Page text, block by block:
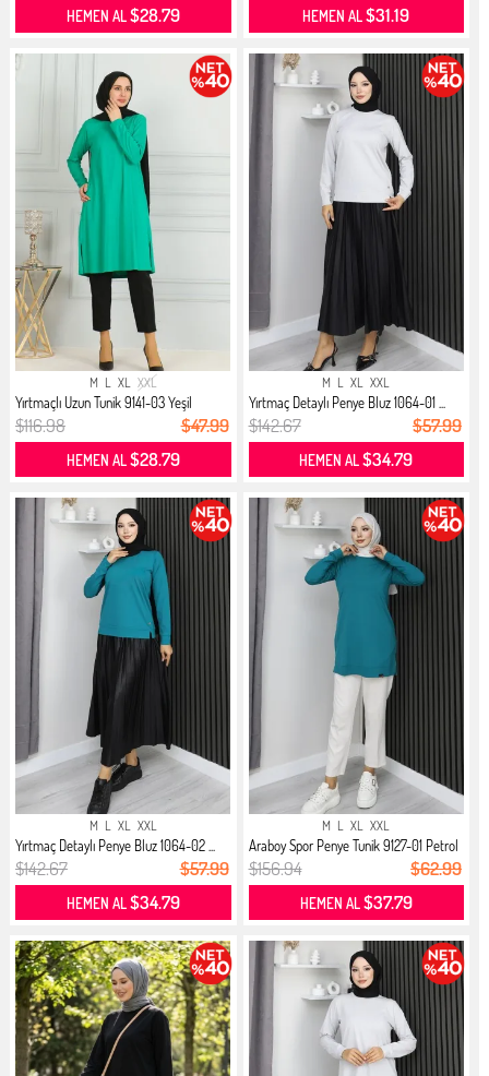
HEMEN AL$28.79 HEMEN AL$31.19
M L XL XXL
Yırtmaçlı Uzun Tunik 9141-03 Yeşil
$116.98 $47.99
HEMEN AL$28.79
M L XL XXL
Yırtmaç Detaylı Penye Bluz 1064-01 ...
$142.67 $57.99
HEMEN AL$34.79
M L XL XXL
Yırtmaç Detaylı Penye Bluz 1064-02 ...
$142.67 $57.99
HEMEN AL$34.79
M L XL XXL
Araboy Spor Penye Tunik 9127-01 Petrol
$156.94 $62.99
HEMEN AL$37.79